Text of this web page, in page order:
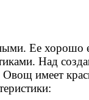
Ее хорошо
Над
имеет